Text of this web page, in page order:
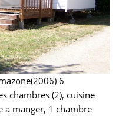
6
chambres (2), cuisine
a manger, 1 chambre